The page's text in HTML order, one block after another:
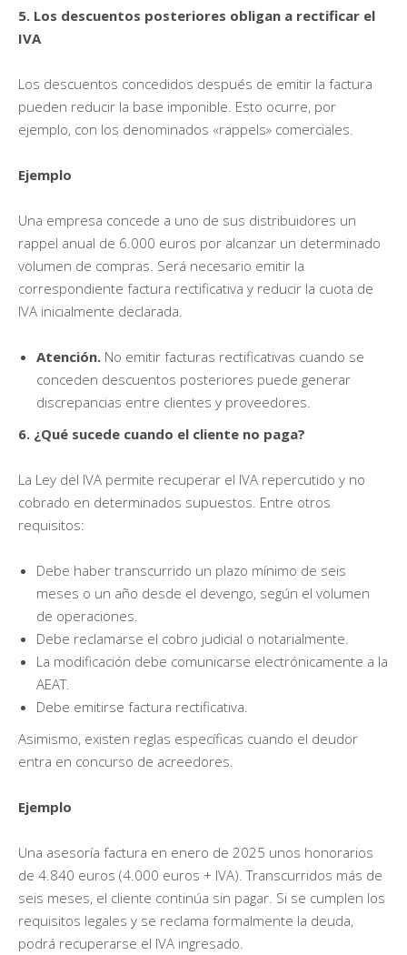
5. Los descuentos posteriores obligan a rectificar el
IVA
Los descuentos concedidos después de emitir la factura
pueden reducir la base imponible. Esto ocurre, por
ejemplo, con los denominados «rappels» comerciales.
Ejemplo
Una empresa concede a uno de sus distribuidores un
rappel anual de 6.000 euros por alcanzar un determinado
volumen de compras. Será necesario emitir la
correspondiente factura rectificativa y reducir la cuota de
IVA inicialmente declarada.
Atención. No emitir facturas rectificativas cuando se
conceden descuentos posteriores puede generar
discrepancias entre clientes y proveedores.
6. ¿Qué sucede cuando el cliente no paga?
La Ley del IVA permite recuperar el IVA repercutido y no
cobrado en determinados supuestos. Entre otros
requisitos:
Debe haber transcurrido un plazo mínimo de seis
meses o un año desde el devengo, según el volumen
de operaciones.
Debe reclamarse el cobro judicial o notarialmente.
La modificación debe comunicarse electrónicamente a la
AEAT.
Debe emitirse factura rectificativa.
Asimismo, existen reglas específicas cuando el deudor
entra en concurso de acreedores.
Ejemplo
Una asesoría factura en enero de 2025 unos honorarios
de 4.840 euros (4.000 euros + IVA). Transcurridos más de
seis meses, el cliente continúa sin pagar. Si se cumplen los
requisitos legales y se reclama formalmente la deuda,
podrá recuperarse el IVA ingresado.